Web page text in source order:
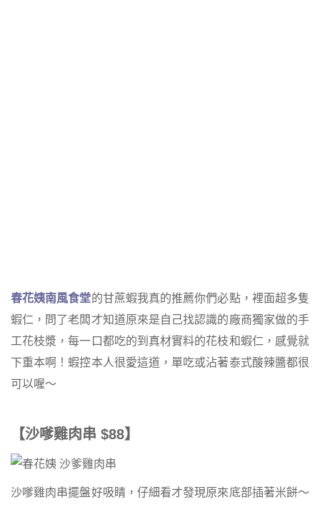
春花姨南風食堂的甘蔗蝦我真的推薦你們必點，裡面超多隻
蝦仁，問了老闆才知道原來是自己找認識的廠商獨家做的手
工花枝漿，每一口都吃的到真材實料的花枝和蝦仁，感覺就
下重本啊！蝦控本人很愛這道，單吃或沾著泰式酸辣醬都很
可以喔～
【沙嗲雞肉串 $88】
沙嗲雞肉串擺盤好吸睛，仔細看才發現原來底部插著米餅～